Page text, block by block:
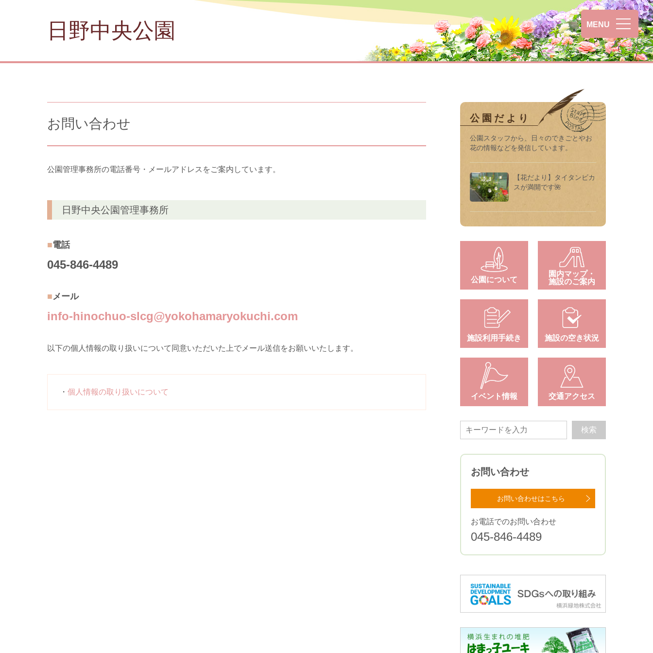
日野中央公園 MENU
お問い合わせ
公園管理事務所の電話番号・メールアドレスをご案内しています。
日野中央公園管理事務所
電話
045-846-4489
メール
info-hinochuo-slcg@yokohamaryokuchi.com
以下の個人情報の取り扱いについて同意いただいた上でメール送信をお願いいたします。
個人情報の取り扱いについて
公園だより
公園スタッフから、日々のできごとやお
花の情報などを発信しています。
【花だより】タイタンビカ
スが満開です🌺
公園について
園内マップ・
施設のご案内
施設利用手続き 施設の空き状況
イベント情報 交通アクセス
お問い合わせ
お問い合わせはこちら
お電話でのお問い合わせ
045-846-4489